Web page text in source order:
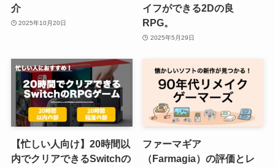
介
2025年10月20日
イフができる2Dの良
RPG。
2025年5月29日
【忙しい人向け】20時間以
内でクリアできるSwitchの
ファーマギア
（Farmagia）の評価とレ